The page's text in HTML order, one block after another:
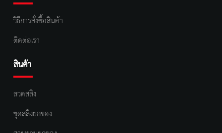
วิธีการสั่งซื้อสินค้า
ติดต่อเรา
สินค้า
ลวดสลิง
ชุดสลิงยกของ